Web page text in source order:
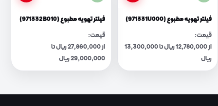
فیلتر تهویه مطبوع (971331U000)
قیمت:
از 12,780,000 ریال تا 13,300,000
ریال
فیلتر تهویه مطبوع (971332B010)
قیمت:
از 27,860,000 ریال تا
29,000,000 ریال